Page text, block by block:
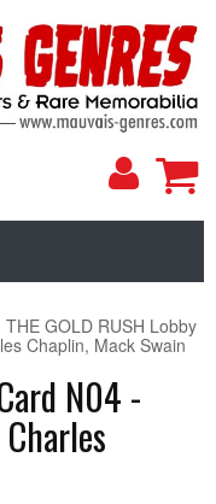
My
THE GOLD RUSH Lobby
Chaplin, Mack Swain
N04 -